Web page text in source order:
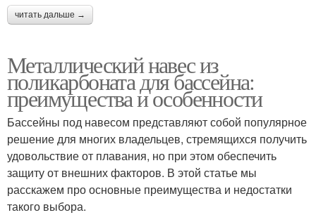
читать дальше →
Металлический навес из
поликарбоната для бассейна:
преимущества и особенности
Бассейны под навесом представляют собой популярное
решение для многих владельцев, стремящихся получить
удовольствие от плавания, но при этом обеспечить
защиту от внешних факторов. В этой статье мы
расскажем про основные преимущества и недостатки
такого выбора.